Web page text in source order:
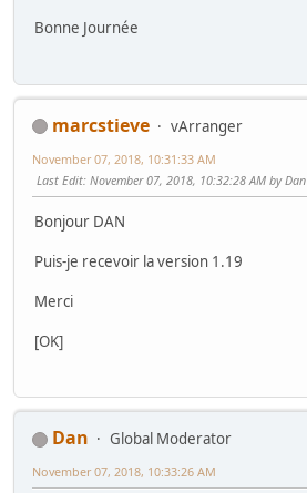
Bonne Journée
marcstieve
vArranger
November 07, 2018, 10:31:33 AM
Last Edit: November 07, 2018, 10:32:28 AM by Dan
Bonjour DAN
Puis-je recevoir la version 1.19
Merci
[OK]
Dan
Global Moderator
November 07, 2018, 10:33:26 AM